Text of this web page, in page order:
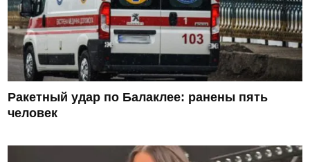
Ракетный удар по Балаклее: ранены пять
человек